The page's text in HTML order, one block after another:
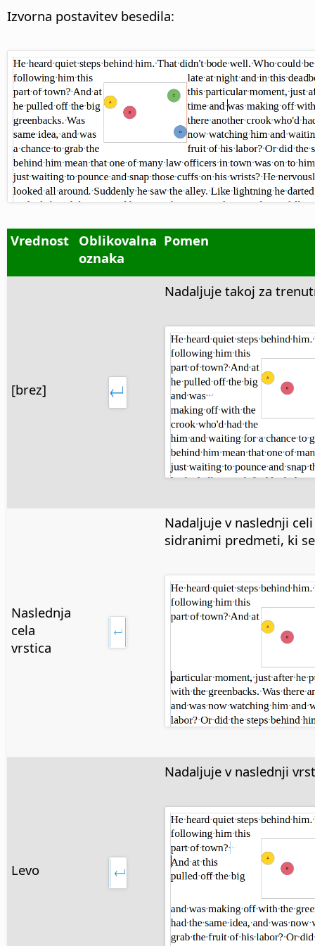
Izvorna postavitev besedila:
Vrednost
Oblikovalna
oznaka
Pomen
[brez]
Nadaljuje takoj za
Naslednja
cela
vrstica
Nadaljuje v naslednji
sidranimi predmeti, ki
Levo
Nadaljuje v naslednji